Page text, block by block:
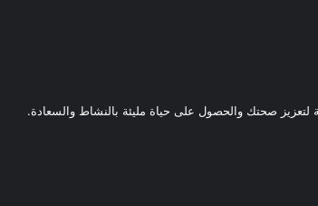
صحتك والحصول على حياة مليئة بالنشاط والسعادة.